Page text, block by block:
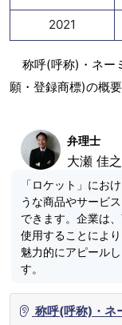
2021
称呼(呼称)・ネー
願・登録商標)の概
弁理士
大瀬 佳
「ロケット」にお
うな商品やサービ
できます。企業は
使用することによ
魅力的にアピール
す。
称呼(呼称)・ネ